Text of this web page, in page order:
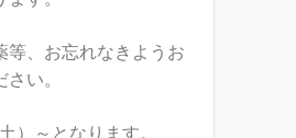
、お忘れなきようお
い。
）～となります。